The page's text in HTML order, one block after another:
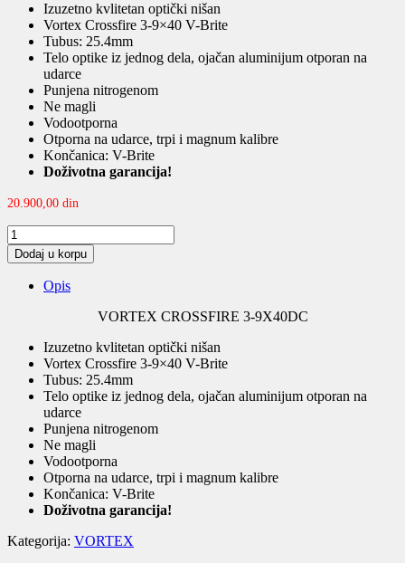
Izuzetno kvlitetan optički nišan
Vortex Crossfire 3-9×40 V-Brite
Tubus: 25.4mm
Telo optike iz jednog dela, ojačan aluminijum otporan na
udarce
Punjena nitrogenom
Ne magli
Vodootporna
Otporna na udarce, trpi i magnum kalibre
Končanica: V-Brite
Doživotna garancija!
20.900,00 din
VORTEX
CROSSFIRE
3-
9X40DC
quantity
Dodaj u korpu
Opis
VORTEX CROSSFIRE 3-9X40DC
Izuzetno kvlitetan optički nišan
Vortex Crossfire 3-9×40 V-Brite
Tubus: 25.4mm
Telo optike iz jednog dela, ojačan aluminijum otporan na
udarce
Punjena nitrogenom
Ne magli
Vodootporna
Otporna na udarce, trpi i magnum kalibre
Končanica: V-Brite
Doživotna garancija!
Kategorija: VORTEX